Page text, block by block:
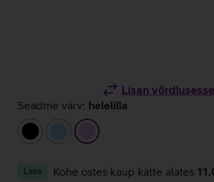
Lisan võrdlusesse
Seadme värv: helelilla
must
helesininehelelilla
Laos Kohe ostes kaup kätte alates